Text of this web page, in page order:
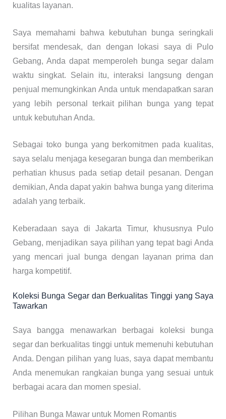
kualitas layanan.
Saya memahami bahwa kebutuhan bunga seringkali
bersifat mendesak, dan dengan lokasi saya di Pulo
Gebang, Anda dapat memperoleh bunga segar dalam
waktu singkat. Selain itu, interaksi langsung dengan
penjual memungkinkan Anda untuk mendapatkan saran
yang lebih personal terkait pilihan bunga yang tepat
untuk kebutuhan Anda.
Sebagai toko bunga yang berkomitmen pada kualitas,
saya selalu menjaga kesegaran bunga dan memberikan
perhatian khusus pada setiap detail pesanan. Dengan
demikian, Anda dapat yakin bahwa bunga yang diterima
adalah yang terbaik.
Keberadaan saya di Jakarta Timur, khususnya Pulo
Gebang, menjadikan saya pilihan yang tepat bagi Anda
yang mencari jual bunga dengan layanan prima dan
harga kompetitif.
Koleksi Bunga Segar dan Berkualitas Tinggi yang Saya
Tawarkan
Saya bangga menawarkan berbagai koleksi bunga
segar dan berkualitas tinggi untuk memenuhi kebutuhan
Anda. Dengan pilihan yang luas, saya dapat membantu
Anda menemukan rangkaian bunga yang sesuai untuk
berbagai acara dan momen spesial.
Pilihan Bunga Mawar untuk Momen Romantis